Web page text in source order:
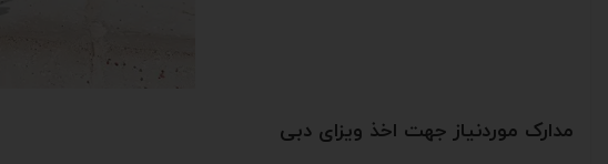
مدارک موردنیاز جهت اخذ ویزای دبی